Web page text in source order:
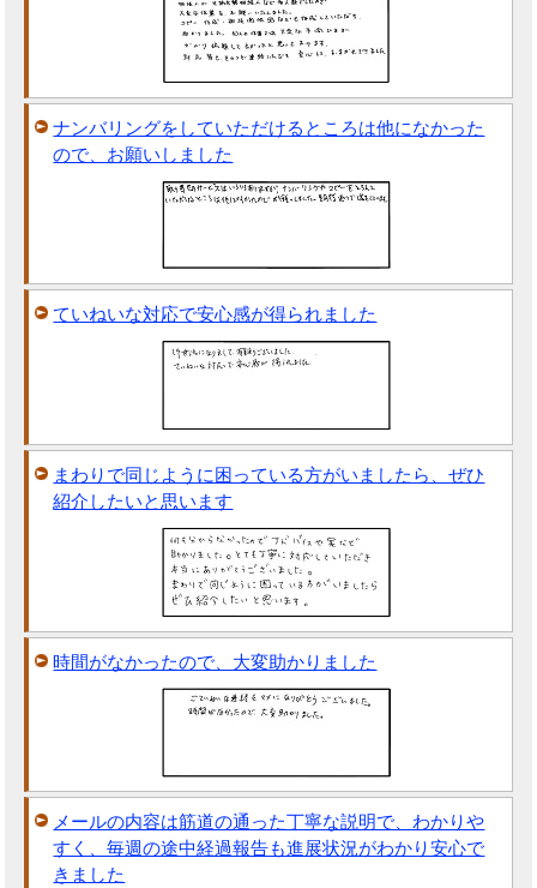
ナンバリングをしていただけるところは他になかった
ので、お願いしました
ていねいな対応で安心感が得られました
まわりで同じように困っている方がいましたら、ぜひ
紹介したいと思います
時間がなかったので、大変助かりました
メールの内容は筋道の通った丁寧な説明で、わかりや
すく、毎週の途中経過報告も進展状況がわかり安心で
きました